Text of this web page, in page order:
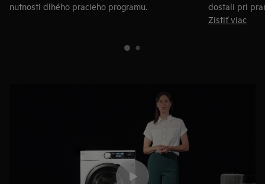
nutnosti dlhého pracieho programu.
dostali pri
Zistiť viac